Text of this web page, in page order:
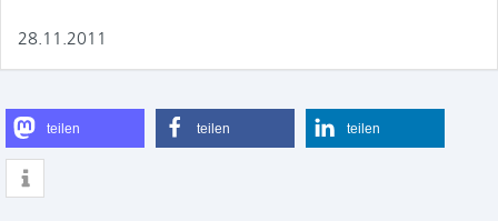
28.11.2011
teilen teilen teilen